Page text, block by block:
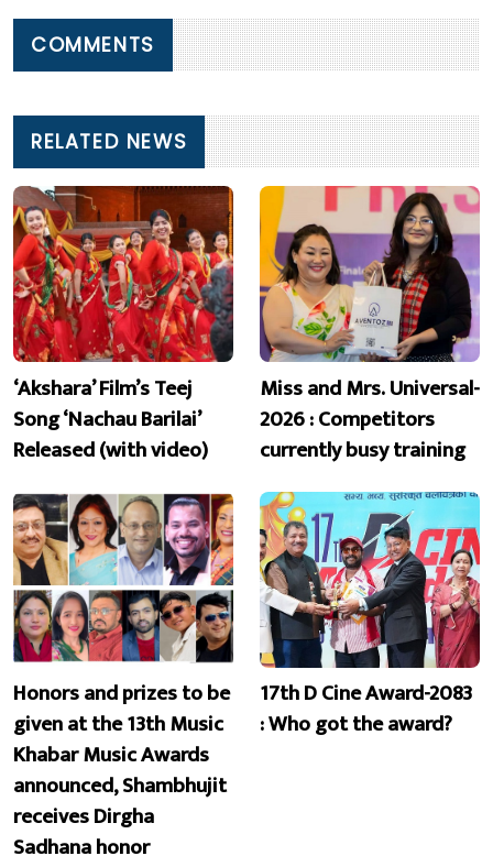
COMMENTS
RELATED NEWS
‘Akshara’ Film’s Teej
Song ‘Nachau Barilai’
Released (with video)
Miss and Mrs. Universal-
2026 : Competitors
currently busy training
Honors and prizes to be
given at the 13th Music
Khabar Music Awards
announced, Shambhujit
receives Dirgha
Sadhana honor
17th D Cine Award-2083
: Who got the award?